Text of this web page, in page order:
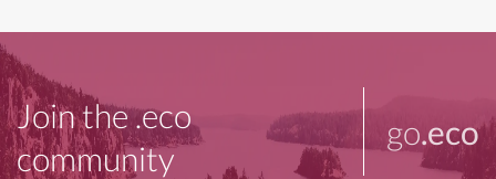
Join the .eco
community
go.eco